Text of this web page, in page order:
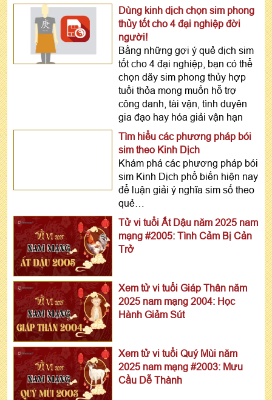
Dùng kinh dịch chọn sim phong
thủy tốt cho 4 đại nghiệp đời
người!
Bằng những gợi ý quẻ dịch sim
tốt cho 4 đại nghiệp, bạn có thể
chọn dãy sim phong thủy hợp
tuổi thỏa mong muốn hỗ trợ
công danh, tài vận, tình duyên
gia đạo hay hóa giải vận hạn
Tìm hiểu các phương pháp bói
sim theo Kinh Dịch
Khám phá các phương pháp bói
sim Kinh Dịch phổ biến hiện nay
để luận giải ý nghĩa sim số theo
quẻ…
Tử vi tuổi Ất Dậu năm 2025 nam
mạng #2005: Tình Cảm Bị Cản
Trở
Xem tử vi tuổi Giáp Thân năm
2025 nam mạng 2004: Học
Hành Giảm Sút
Xem tử vi tuổi Quý Mùi năm
2025 nam mạng #2003: Mưu
Cầu Dễ Thành